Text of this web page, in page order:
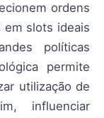
ordens
em slots ideais
políticas
permite
utilização de
influenciar